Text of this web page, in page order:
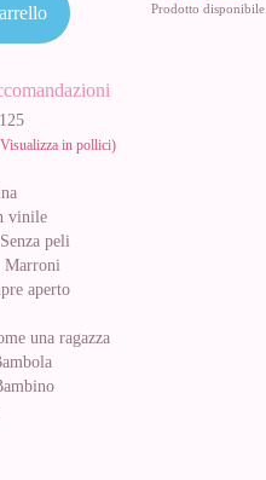
Prodotto disponibile.
in pollici)
vinile
Senza peli
Marroni
aperto
una ragazza